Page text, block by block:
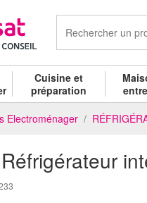
Cuisine et
préparation
Electroménager
Réfrigérateur